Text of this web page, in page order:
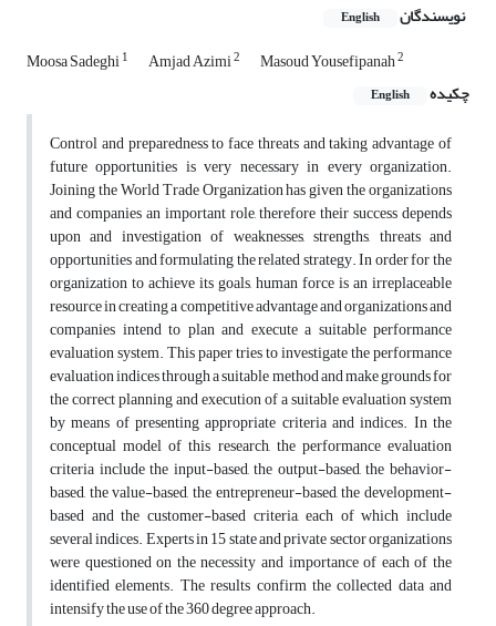
نویسندگان English
Moosa Sadeghi1 Amjad Azimi2 Masoud Yousefipanah2
چکیده English
Control and preparedness to face threats and taking advantage of
future opportunities is very necessary in every organization.
Joining the World Trade Organization has given the organizations
and companies an important role, therefore their success depends
upon and investigation of weaknesses, strengths, threats and
opportunities and formulating the related strategy. In order for the
organization to achieve its goals, human force is an irreplaceable
resource in creating a competitive advantage and organizations and
companies intend to plan and execute a suitable performance
evaluation system. This paper tries to investigate the performance
evaluation indices through a suitable method and make grounds for
the correct planning and execution of a suitable evaluation system
by means of presenting appropriate criteria and indices. In the
conceptual model of this research, the performance evaluation
criteria include the input-based, the output-based, the behavior-
based, the value-based, the entrepreneur-based, the development-
based and the customer-based criteria, each of which include
several indices. Experts in 15 state and private sector organizations
were questioned on the necessity and importance of each of the
identified elements. The results confirm the collected data and
intensify the use of the 360 degree approach.